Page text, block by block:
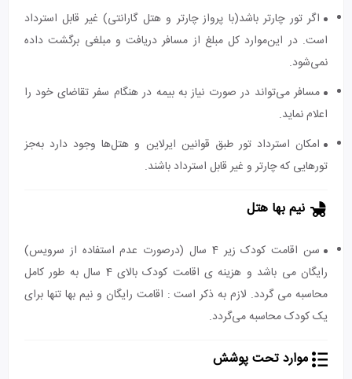
اگر تور چارتر باشد(با پرواز چارتر و هتل گارانتی) غیر قابل استرداد
است. در این‌موارد کل مبلغ از مسافر دریافت و مبلغی برگشت داده
نمی‌شود.
مسافر می‌تواند در صورت نیاز به بیمه در هنگام سفر تقاضای خود را
اعلام نماید.
امکان استرداد تور طبق قوانین ایرلاین و هتل‌ها وجود دارد به‌جز
تورهایی که چارتر و غیر قابل استرداد باشند.
نیم بها هتل
سن اقامت کودک زیر 4 سال (درصورت عدم استفاده از سرویس)
رایگان می باشد و هزینه ی اقامت کودک بالای 4 سال به طور کامل
محاسبه می گردد. لازم به ذکر است : اقامت رایگان و نیم بها تنها برای
یک کودک محاسبه می‌گردد.
موارد تحت پوشش